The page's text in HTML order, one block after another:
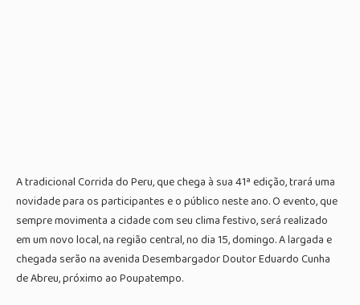
A tradicional Corrida do Peru, que chega à sua 41ª edição, trará uma
novidade para os participantes e o público neste ano. O evento, que
sempre movimenta a cidade com seu clima festivo, será realizado
em um novo local, na região central, no dia 15, domingo. A largada e
chegada serão na avenida Desembargador Doutor Eduardo Cunha
de Abreu, próximo ao Poupatempo.